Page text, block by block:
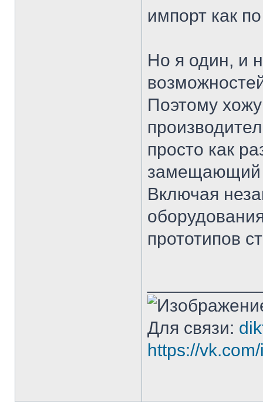
импорт как
Но я один, и
Поэтому
просто как
замещающий
Включая
прототипов
Для связи:
https://